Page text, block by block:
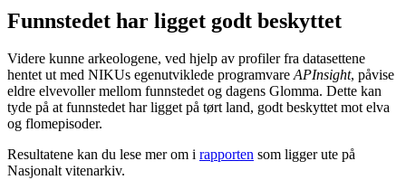
Funnstedet har ligget godt beskyttet
Videre kunne arkeologene, ved hjelp av profiler fra datasettene
hentet ut med NIKUs egenutviklede programvareAPInsight, påvise
eldre elvevoller mellom funnstedet og dagens Glomma. Dette kan
tyde på at funnstedet har ligget på tørt land, godt beskyttet mot elva
og flomepisoder.
Resultatene kan du lese mer om i rapporten som ligger ute på
Nasjonalt vitenarkiv.